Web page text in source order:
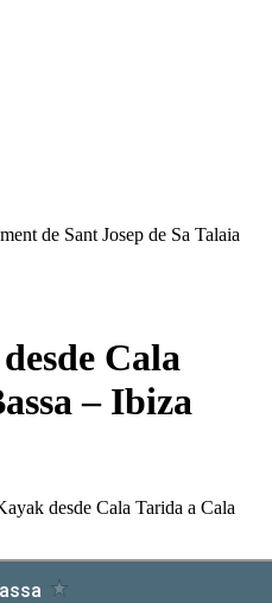
de Sant Josep de Sa Talaia
Cala
– Ibiza
desde Cala Tarida a Cala